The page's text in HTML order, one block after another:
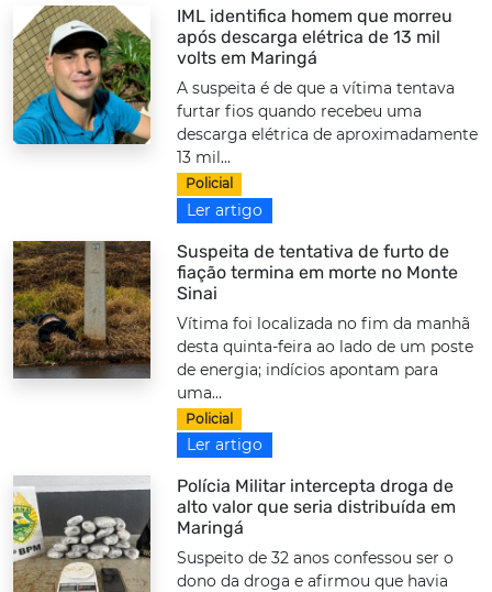
IML identifica homem que morreu
após descarga elétrica de 13 mil
volts em Maringá
A suspeita é de que a vítima tentava
furtar fios quando recebeu uma
descarga elétrica de aproximadamente
13 mil...
Policial
Ler artigo
Suspeita de tentativa de furto de
fiação termina em morte no Monte
Sinai
Vítima foi localizada no fim da manhã
desta quinta-feira ao lado de um poste
de energia; indícios apontam para
uma...
Policial
Ler artigo
Polícia Militar intercepta droga de
alto valor que seria distribuída em
Maringá
Suspeito de 32 anos confessou ser o
dono da droga e afirmou que havia